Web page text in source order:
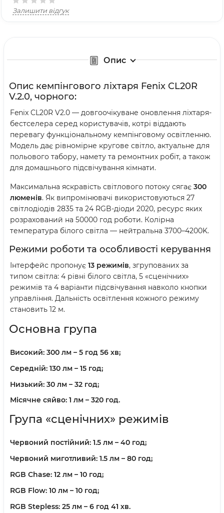
Залишити відгук
Опис
Опис кемпінгового ліхтаря Fenix CL20R
V.2.0, чорного:
Fenix CL20R V2.0 — довгоочікуване оновлення ліхтаря-
бестселера серед користувачів, котрі віддають
перевагу функціональному кемпінговому освітленню.
Модель дає рівномірне кругове світло, актуальне для
польового табору, намету та ремонтних робіт, а також
для домашнього підсвічування кімнати.
Максимальна яскравість світлового потоку сягає 300
люменів. Як випромінювачі використовуються 27
світлодіодів 2835 та 24 RGB-діоди 2020, ресурс яких
розрахований на 50000 год роботи. Колірна
температура білого світла — нейтральна 3700–4200K.
Режими роботи та особливості керування
Інтерфейс пропонує 13 режимів, згрупованих за
типом світла: 4 рівні білого світла, 5 «сценічних»
режимів та 4 варіанти підсвічування навколо кнопки
управління. Дальність освітлення кожного режиму
становить 12 м.
Основна група
Високий: 300 лм – 5 год 56 хв;
Середній: 130 лм – 15 год;
Низький: 30 лм – 32 год;
Місячне сяйво: 1 лм – 320 год.
Група «сценічних» режимів
Червоний постійний: 1.5 лм – 40 год;
Червоний миготливий: 1.5 лм – 80 год;
RGB Chase: 12 лм – 10 год;
RGB Flow: 10 лм – 10 год;
RGB Stepless: 25 лм – 6 год 41 хв.